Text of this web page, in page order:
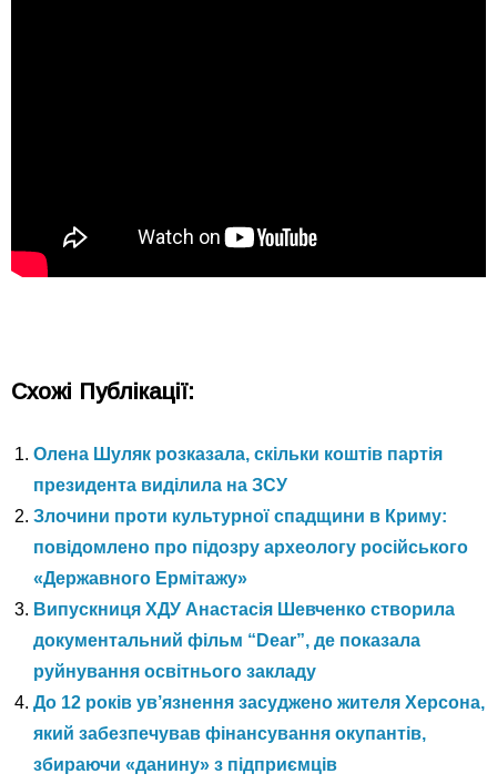
Схожі Публікації:
Олена Шуляк розказала, скільки коштів партія
президента виділила на ЗСУ
Злочини проти культурної спадщини в Криму:
повідомлено про підозру археологу російського
«Державного Ермітажу»
Випускниця ХДУ Анастасія Шевченко створила
документальний фільм “Dear”, де показала
руйнування освітнього закладу
До 12 років ув’язнення засуджено жителя Херсона,
який забезпечував фінансування окупантів,
збираючи «данину» з підприємців